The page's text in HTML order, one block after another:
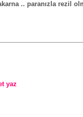
.. paranızla rezil
yaz